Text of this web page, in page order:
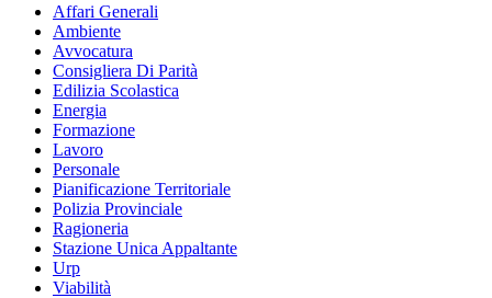
Affari Generali
Ambiente
Avvocatura
Consigliera Di Parità
Edilizia Scolastica
Energia
Formazione
Lavoro
Personale
Pianificazione Territoriale
Polizia Provinciale
Ragioneria
Stazione Unica Appaltante
Urp
Viabilità